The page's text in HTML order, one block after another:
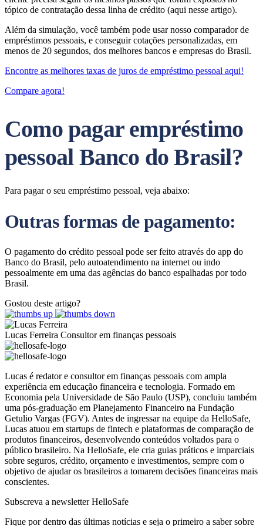
tópico de contratação dessa linha de crédito (aqui nesse artigo).
Além da simulação, você também pode usar nosso comparador de
empréstimos pessoais, e conseguir cotações personalizadas, em
menos de 20 segundos, dos melhores bancos e empresas do Brasil.
Encontre as melhores taxas de juros de empréstimo pessoal aqui!
Compare agora!
Como pagar empréstimo
pessoal Banco do Brasil?
Para pagar o seu empréstimo pessoal, veja abaixo:
Outras formas de pagamento:
O pagamento do crédito pessoal pode ser feito através do app do
Banco do Brasil, pelo autoatendimento na internet ou indo
pessoalmente em uma das agências do banco espalhadas por todo
Brasil.
Gostou deste artigo?
Lucas Ferreira Consultor em finanças pessoais
Lucas é redator e consultor em finanças pessoais com ampla
experiência em educação financeira e tecnologia. Formado em
Economia pela Universidade de São Paulo (USP), concluiu também
uma pós-graduação em Planejamento Financeiro na Fundação
Getulio Vargas (FGV). Antes de ingressar na equipe da HelloSafe,
Lucas atuou em startups de fintech e plataformas de comparação de
produtos financeiros, desenvolvendo conteúdos voltados para o
público brasileiro. Na HelloSafe, ele cria guias práticos e imparciais
sobre seguros, crédito, orçamento e investimentos, sempre com o
objetivo de ajudar os brasileiros a tomarem decisões financeiras mais
conscientes.
Subscreva a newsletter HelloSafe
Fique por dentro das últimas notícias e seja o primeiro a saber sobre